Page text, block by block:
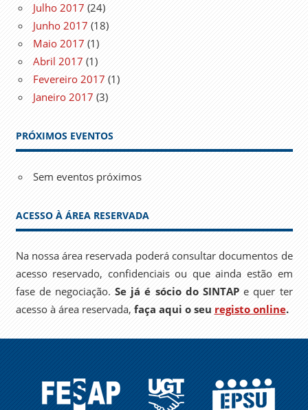
Julho 2017 (24)
Junho 2017 (18)
Maio 2017 (1)
Abril 2017 (1)
Fevereiro 2017 (1)
Janeiro 2017 (3)
PRÓXIMOS EVENTOS
Sem eventos próximos
ACESSO À ÁREA RESERVADA
Na nossa área reservada poderá consultar documentos de
acesso reservado, confidenciais ou que ainda estão em
fase de negociação.Se já é sócio do SINTAPe quer ter
acesso à área reservada, faça aqui o seu registo online.
FESAP UGT EPSU